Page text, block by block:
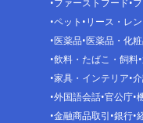
ペット リース・レ
医薬品 医薬品・化
飲料・たばこ・飼料
家具・インテリア
外国語会話 官公庁
金融商品取引 銀行